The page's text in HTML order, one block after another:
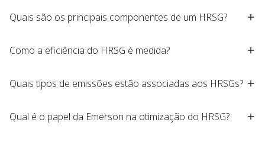
Quais são os principais componentes de um HRSG?
Como a eficiência do HRSG é medida?
Quais tipos de emissões estão associadas aos HRSGs?
Qual é o papel da Emerson na otimização do HRSG?